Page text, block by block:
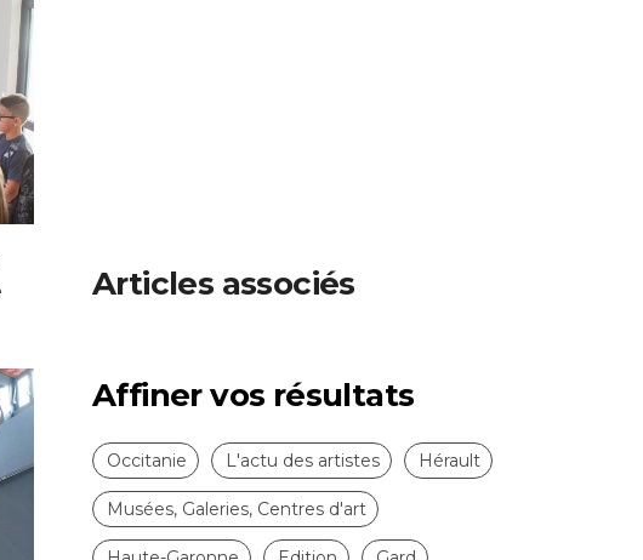
Articles associés
Affiner vos résultats
Occitanie L'actu des artistes Hérault
Musées, Galeries, Centres d'art